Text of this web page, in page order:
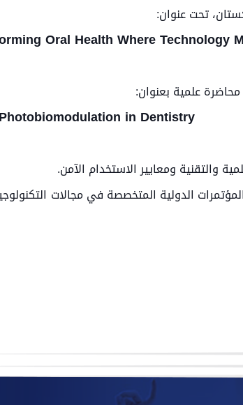
تحت عنوان:
Oral Health Where Technology
علمية بعنوان:
in Dentistry
والتقنية ومعايير الاستخدام الآمن.
الدولية المتخصصة في مجالات